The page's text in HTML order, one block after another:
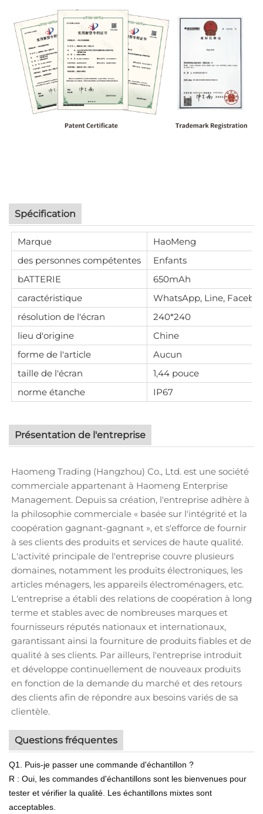
Spécification
Marque
HaoMeng
des personnes compétentes
Enfants
bATTERIE
650mAh
caractéristique
WhatsApp, Line,
résolution de l'écran
240*240
lieu d'origine
Chine
forme de l'article
Aucun
taille de l'écran
1,44 pouce
norme étanche
IP67
Présentation de l'entreprise
Haomeng Trading (Hangzhou) Co., Ltd. est une société
commerciale appartenant à Haomeng Enterprise
Management. Depuis sa création, l'entreprise adhère à
la philosophie commerciale « basée sur l'intégrité et la
coopération gagnant-gagnant », et s'efforce de fournir
à ses clients des produits et services de haute qualité.
L'activité principale de l'entreprise couvre plusieurs
domaines, notamment les produits électroniques, les
articles ménagers, les appareils électroménagers, etc.
L'entreprise a établi des relations de coopération à long
terme et stables avec de nombreuses marques et
fournisseurs réputés nationaux et internationaux,
garantissant ainsi la fourniture de produits fiables et de
qualité à ses clients. Par ailleurs, l'entreprise introduit
et développe continuellement de nouveaux produits
en fonction de la demande du marché et des retours
des clients afin de répondre aux besoins variés de sa
clientèle.
Questions fréquentes
Q1. Puis-je passer une commande d'échantillon ?
R : Oui, les commandes d'échantillons sont les bienvenues pour
tester et vérifier la qualité. Les échantillons mixtes sont
acceptables.